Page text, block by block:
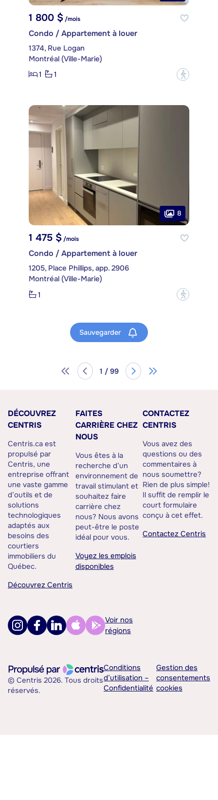
1 800 $ /mois
Condo / Appartement à louer
1374, Rue Logan
Montréal (Ville-Marie)
1
1 ?
8
1 475 $/mois
Condo / Appartement à louer
1205, Place Phillips, app. 2906
Montréal (Ville-Marie)
1
?
Sauvegarder
1 / 99
DÉCOUVREZ
CENTRIS
Centris.ca est
propulsé par
Centris, une
entreprise offrant
une vaste gamme
d’outils et de
solutions
technologiques
adaptés aux
besoins des
courtiers
immobiliers du
Québec.
Découvrez Centris
FAITES
CARRIÈRE CHEZ
NOUS
Vous êtes à la
recherche d’un
environnement de
travail stimulant et
souhaitez faire
carrière chez
nous? Nous avons
peut-être le poste
idéal pour vous.
Voyez les emplois
disponibles
CONTACTEZ
CENTRIS
Vous avez des
questions ou des
commentaires à
nous soumettre?
Rien de plus simple!
Il suffit de remplir le
court formulaire
conçu à cet effet.
Contactez Centris
Voir nos
régions
© Centris 2026. Tous droits
réservés.
Conditions
d’utilisation –
Confidentialité
Gestion des
consentements
cookies